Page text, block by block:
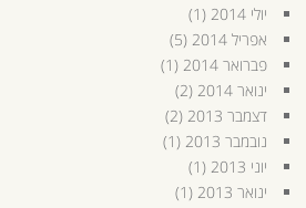
יולי 2014
(1)
אפריל 2014
(5)
פברואר 2014
(1)
ינואר 2014
(2)
דצמבר 2013
(2)
נובמבר 2013
(1)
יוני 2013
(1)
ינואר 2013
(1)